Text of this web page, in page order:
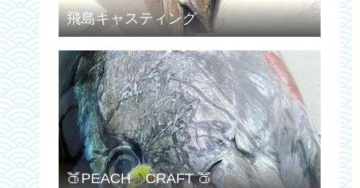
飛島キャスティング
🍑PEACH CRAFT 🍑